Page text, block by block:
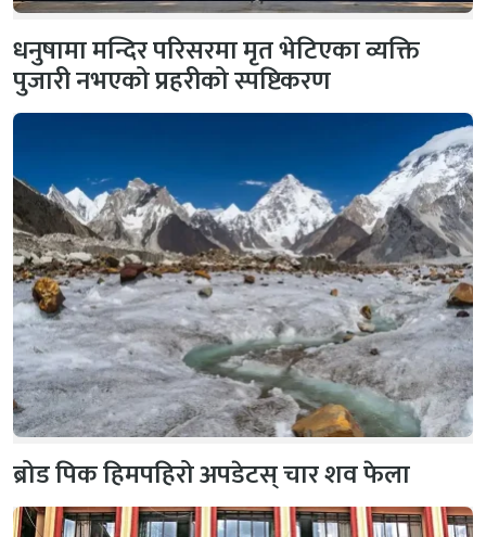
धनुषामा मन्दिर परिसरमा मृत भेटिएका व्यक्ति
पुजारी नभएको प्रहरीको स्पष्टिकरण
ब्रोड पिक हिमपहिरो अपडेटस् चार शव फेला